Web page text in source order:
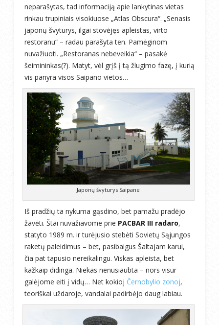
neparašytas, tad informaciją apie lankytinas vietas
rinkau trupiniais visokiuose „Atlas Obscura“. „Senasis
japonų švyturys, ilgai stovėjęs apleistas, virto
restoranu“ – radau parašyta ten. Pamėginom
nuvažiuoti. „Restoranas nebeveikia“ – pasakė
šeimininkas(?). Matyt, vėl grįš į tą žlugimo fazę, į kurią
vis panyra visos Saipano vietos…
Japonų švyturys Saipane
Iš pradžių ta nykuma gąsdino, bet pamažu pradėjo
žavėti. Štai nuvažiavome prie PACBAR III radaro,
statyto 1989 m. ir turėjusio stebėti Sovietų Sąjungos
raketų paleidimus – bet, pasibaigus Šaltajam karui,
čia pat tapusio nereikalingu. Viskas apleista, bet
kažkaip didinga. Niekas nenusiaubta – nors visur
galėjome eiti į vidų… Net kokioj Černobylio zonoj,
teoriškai uždaroje, vandalai padirbėjo daug labiau.